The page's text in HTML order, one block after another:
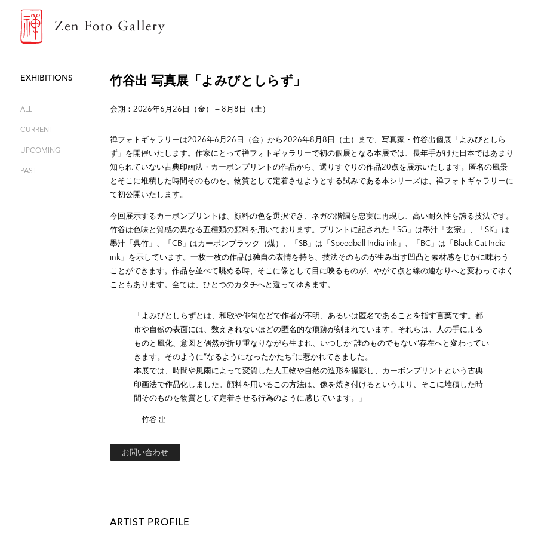
EXHIBITIONS
ALL
CURRENT
UPCOMING
PAST
竹谷出 写真展「よみびとしらず」
会期：2026年6月26日（金） — 8月8日（土）
禅フォトギャラリーは2026年6月26日（金）から2026年8月8日（土）まで、写真家・竹谷出個展「よみびとしら
ず」を開催いたします。作家にとって禅フォトギャラリーで初の個展となる本展では、長年手がけた日本ではあまり
知られていない古典印画法・カーボンプリントの作品から、選りすぐりの作品20点を展示いたします。匿名の風景
とそこに堆積した時間そのものを、物質として定着させようとする試みである本シリーズは、禅フォトギャラリーに
て初公開いたします。
今回展示するカーボンプリントは、顔料の色を選択でき、ネガの階調を忠実に再現し、高い耐久性を誇る技法です。
竹谷は色味と質感の異なる五種類の顔料を用いております。プリントに記された「SG」は墨汁「玄宗」、「SK」は
墨汁「呉竹」、「CB」はカーボンブラック（煤）、「SB」は「Speedball India ink」、「BC」は「Black Cat India
ink」を示しています。一枚一枚の作品は独自の表情を持ち、技法そのものが生み出す凹凸と素材感をじかに味わう
ことができます。作品を並べて眺める時、そこに像として目に映るものが、やがて点と線の連なりへと変わってゆく
こともあります。全ては、ひとつのカタチへと還ってゆきます。
「よみびとしらずとは、和歌や俳句などで作者が不明、あるいは匿名であることを指す言葉です。都
市や自然の表面には、数えきれないほどの匿名的な痕跡が刻まれています。それらは、人の手による
ものと風化、意図と偶然が折り重なりながら生まれ、いつしか“誰のものでもない”存在へと変わってい
きます。そのように“なるようになったかたち”に惹かれてきました。
本展では、時間や風雨によって変質した人工物や自然の造形を撮影し、カーボンプリントという古典
印画法で作品化しました。顔料を用いるこの方法は、像を焼き付けるというより、そこに堆積した時
間そのものを物質として定着させる行為のように感じています。」
―竹谷 出
お問い合わせ
ARTIST PROFILE